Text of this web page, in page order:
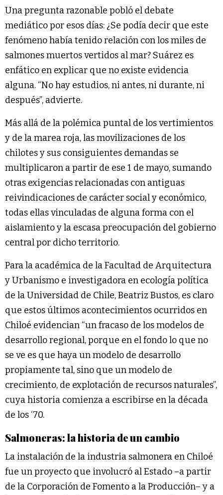
Una pregunta razonable pobló el debate
mediático por esos días: ¿Se podía decir que este
fenómeno había tenido relación con los miles de
salmones muertos vertidos al mar? Suárez es
enfático en explicar que no existe evidencia
alguna. “No hay estudios, ni antes, ni durante, ni
después”, advierte.
Más allá de la polémica puntal de los vertimientos
y de la marea roja, las movilizaciones de los
chilotes y sus consiguientes demandas se
multiplicaron a partir de ese 1 de mayo, sumando
otras exigencias relacionadas con antiguas
reivindicaciones de carácter social y económico,
todas ellas vinculadas de alguna forma con el
aislamiento y la escasa preocupación del gobierno
central por dicho territorio.
Para la académica de la Facultad de Arquitectura
y Urbanismo e investigadora en ecología política
de la Universidad de Chile, Beatriz Bustos, es claro
que estos últimos acontecimientos ocurridos en
Chiloé evidencian “un fracaso de los modelos de
desarrollo regional, porque en el fondo lo que no
se ve es que haya un modelo de desarrollo
propiamente tal, sino que un modelo de
crecimiento, de explotación de recursos naturales”,
cuya historia comienza a escribirse en la década
de los ‘70.
Salmoneras: la historia de un cambio
La instalación de la industria salmonera en Chiloé
fue un proyecto que involucró al Estado –a partir
de la Corporación de Fomento a la Producción– y a